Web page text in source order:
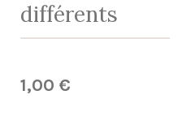
différents
1,00 €